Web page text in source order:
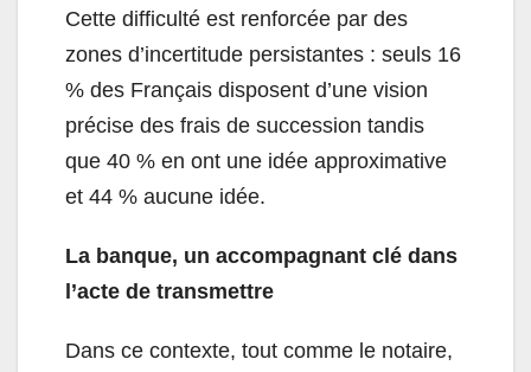
Cette difficulté est renforcée par des
zones d’incertitude persistantes : seuls 16
% des Français disposent d’une vision
précise des frais de succession tandis
que 40 % en ont une idée approximative
et 44 % aucune idée.
La banque, un accompagnant clé dans
l’acte de transmettre
Dans ce contexte, tout comme le notaire,